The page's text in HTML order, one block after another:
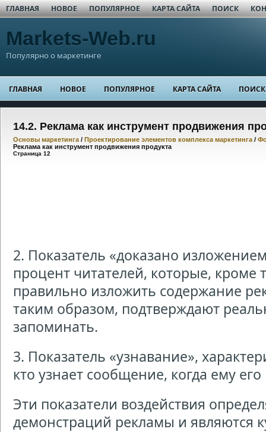
ГЛАВНАЯ НОВОЕ ПОПУЛЯРНОЕ КАРТА САЙТА ПОИСК
Markets-Web.ru
Популярно о маркетинге
ГЛАВНАЯ НОВОЕ ПОПУЛЯРНОЕ КАРТА САЙТА ПОИСК
14.2. Реклама как инструмент продвижения
Основы маркетинга / Проектирование элементов комплекса маркетинга /
Реклама как инструмент продвижения продукта
Страница 12
2. Показатель «доказано
процент читателей, которые, кроме
правильно изложить содержание
таким образом, подтверждают
запоминать.
3. Показатель «узнавание»,
кто узнает сообщение, когда ему его
Эти показатели воздействия
демонстраций рекламы и являются